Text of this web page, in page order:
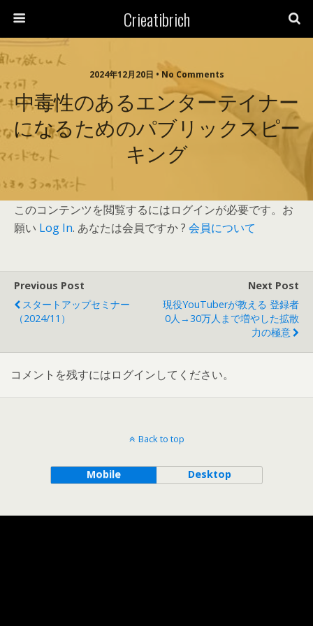
Crieatibrich
2024年12月20日 • No Comments
中毒性のあるエンターテイナー
になるためのパブリックスピー
キング
このコンテンツを閲覧するにはログインが必要です。お
願い Log In. あなたは会員ですか ? 会員について
Previous Post
スタートアップセミナー
（2024/11）
Next Post
現役YouTuberが教える 登録者
0人→30万人まで増やした拡散
力の極意
コメントを残すにはログインしてください。
Back to top
Mobile Desktop